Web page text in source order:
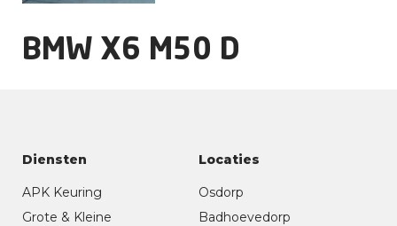
BMW X6 M50 D
Diensten
APK Keuring
Grote & Kleine
Locaties
Osdorp
Badhoevedorp